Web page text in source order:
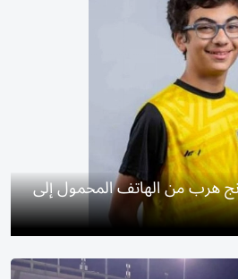
هرب من الهاتف المحمول إلى